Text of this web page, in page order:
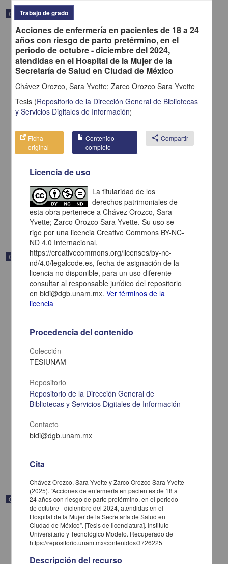
Correspondencia postal
una fotografía
[sin fecha]
Multidisciplina
Correspondencia postal
Carta de Zeferino Pérez, el general Antonio Rábago se encuentra
Pérez, Zeferino
[sin fecha]
Multidisciplina
Correspondencia postal
Trabajo de grado
Acciones de enfermería en pacientes de 18 a 24
años con riesgo de parto pretérmino, en el
periodo de octubre - diciembre del 2024,
atendidas en el Hospital de la Mujer de la
Secretaría de Salud en Ciudad de México
Chávez Orozco, Sara Yvette; Zarco Orozco Sara Yvette
Tesis (Repositorio de la Dirección General de Bibliotecas
y Servicios Digitales de Información)
Ficha
original
Contenido
completo
share Compartir
Licencia de uso
La titularidad de los
derechos patrimoniales de
esta obra pertenece a Chávez Orozco, Sara
Yvette; Zarco Orozco Sara Yvette. Su uso se
rige por una licencia Creative Commons BY-NC-
ND 4.0 Internacional,
https://creativecommons.org/licenses/by-nc-
nd/4.0/legalcode.es, fecha de asignación de la
licencia no disponible, para un uso diferente
consultar al responsable jurídico del repositorio
en bidi@dgb.unam.mx.Ver términos de la
licencia
Procedencia del contenido
Colección
TESIUNAM
Repositorio
Repositorio de la Dirección General de
Bibliotecas y Servicios Digitales de Información
Contacto
bidi@dgb.unam.mx
Cita
Chávez Orozco, Sara Yvette y Zarco Orozco Sara Yvette
(2025). “Acciones de enfermería en pacientes de 18 a
24 años con riesgo de parto pretérmino, en el periodo
de octubre - diciembre del 2024, atendidas en el
Hospital de la Mujer de la Secretaría de Salud en
Ciudad de México”. [Tesis de licenciatura]. Instituto
Universitario y Tecnológico Modelo. Recuperado de
https://repositorio.unam.mx/contenidos/3726225
Descripción del recurso